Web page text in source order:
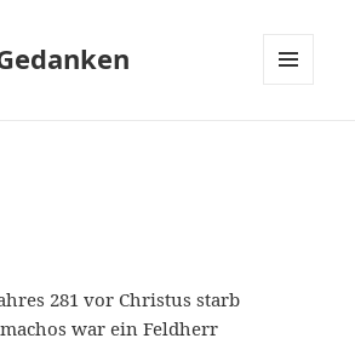
281 vor Christus starb
war ein Feldherr